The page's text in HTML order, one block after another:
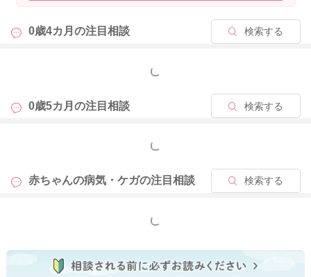
0歳4カ月の注目相談 検索する
もっと見る
0歳5カ月の注目相談 検索する
もっと見る
赤ちゃんの病気・ケガの注目相談 検索する
もっと見る